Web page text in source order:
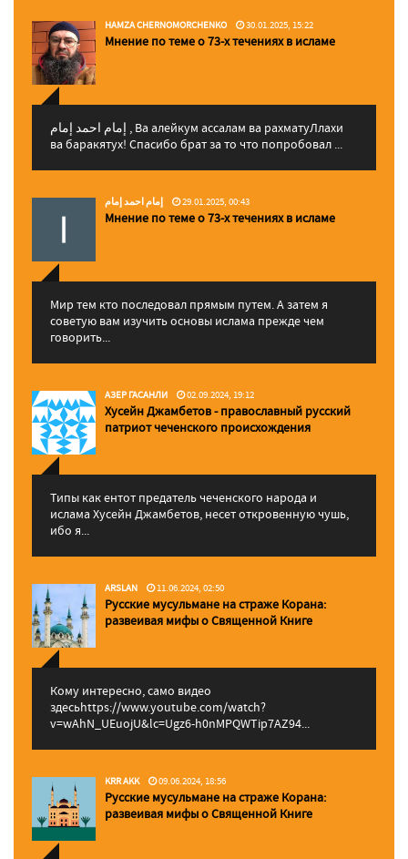
HAMZA CHERNOMORCHENKO 30.01.2025, 15:22
Мнение по теме о 73-х течениях в исламе
إمام احمد إمام , Ва алейкум ассалам ва рахматуЛлахи
ва баракятух! Спасибо брат за то что попробовал ...
إمام احمد إمام 29.01.2025, 00:43
Мнение по теме о 73-х течениях в исламе
Мир тем кто последовал прямым путем. А затем я
советую вам изучить основы ислама прежде чем
говорить...
АЗЕР ГАСАНЛИ 02.09.2024, 19:12
Хусейн Джамбетов - православный русский
патриот чеченского происхождения
Типы как ентот предатель чеченского народа и
ислама Хусейн Джамбетов, несет откровенную чушь,
ибо я...
ARSLAN 11.06.2024, 02:50
Русские мусульмане на страже Корана:
pазвеивая мифы о Священной Книге
Кому интересно, само видео
здесьhttps://www.youtube.com/watch?
v=wAhN_UEuojU&lc=Ugz6-h0nMPQWTip7AZ94...
KRR AKK 09.06.2024, 18:56
Русские мусульмане на страже Корана:
pазвеивая мифы о Священной Книге